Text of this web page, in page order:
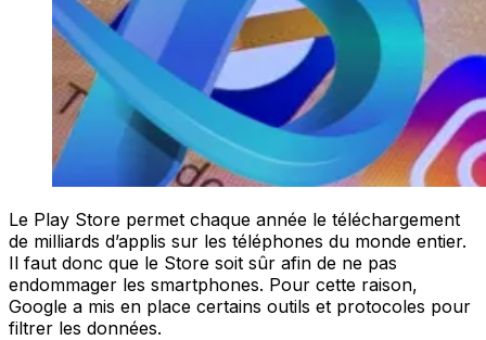
Le Play Store permet chaque année le téléchargement
de milliards d’applis sur les téléphones du monde entier.
Il faut donc que le Store soit sûr afin de ne pas
endommager les smartphones. Pour cette raison,
Google a mis en place certains outils et protocoles pour
filtrer les données.